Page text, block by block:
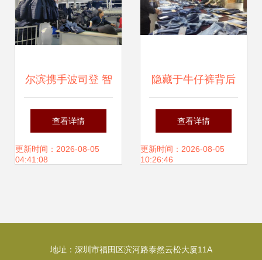
尔滨携手波司登 智
能制造驱动产能飞
跃，全年目标30万
查看详情
更新时间：2026-08-05
04:41:08
隐藏于牛仔裤背后
的匠心 探秘服装辅
料制造
查看详情
更新时间：2026-08-05
10:26:46
地址：深圳市福田区滨河路泰然云松大厦11A